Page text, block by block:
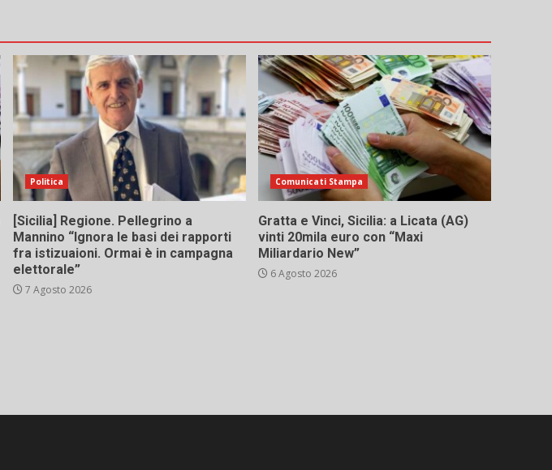
Politica
[Sicilia] Regione. Pellegrino a
Mannino “Ignora le basi dei rapporti
fra istizuaioni. Ormai è in campagna
elettorale”
7 Agosto 2026
Comunicati Stampa
Gratta e Vinci, Sicilia: a Licata (AG)
vinti 20mila euro con “Maxi
Miliardario New”
6 Agosto 2026